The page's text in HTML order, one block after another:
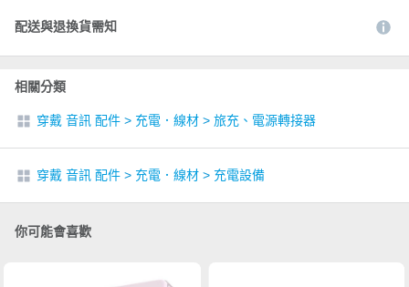
配送與退換貨需知
相關分類
穿戴 音訊 配件 > 充電．線材 > 旅充、電源轉接器
穿戴 音訊 配件 > 充電．線材 > 充電設備
你可能會喜歡